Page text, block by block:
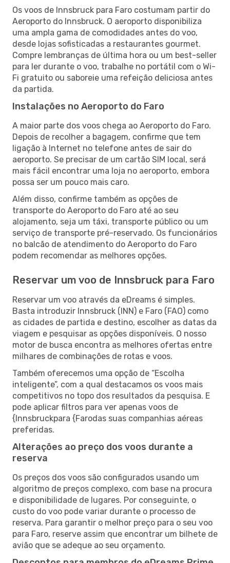
Os voos de Innsbruck para Faro costumam partir do
Aeroporto do Innsbruck. O aeroporto disponibiliza
uma ampla gama de comodidades antes do voo,
desde lojas sofisticadas a restaurantes gourmet.
Compre lembranças de última hora ou um best-seller
para ler durante o voo, trabalhe no portátil com o Wi-
Fi gratuito ou saboreie uma refeição deliciosa antes
da partida.
Instalações no Aeroporto do Faro
A maior parte dos voos chega ao Aeroporto do Faro.
Depois de recolher a bagagem, confirme que tem
ligação à Internet no telefone antes de sair do
aeroporto. Se precisar de um cartão SIM local, será
mais fácil encontrar uma loja no aeroporto, embora
possa ser um pouco mais caro.
Além disso, confirme também as opções de
transporte do Aeroporto do Faro até ao seu
alojamento, seja um táxi, transporte público ou um
serviço de transporte pré-reservado. Os funcionários
no balcão de atendimento do Aeroporto do Faro
podem recomendar as melhores opções.
Reservar um voo de Innsbruck para Faro
Reservar um voo através da eDreams é simples.
Basta introduzir Innsbruck (INN) e Faro (FAO) como
as cidades de partida e destino, escolher as datas da
viagem e pesquisar as opções disponíveis. O nosso
motor de busca encontra as melhores ofertas entre
milhares de combinações de rotas e voos.
Também oferecemos uma opção de “Escolha
inteligente”, com a qual destacamos os voos mais
competitivos no topo dos resultados da pesquisa. E
pode aplicar filtros para ver apenas voos de
{Innsbruckpara {Farodas suas companhias aéreas
preferidas.
Alterações ao preço dos voos durante a
reserva
Os preços dos voos são configurados usando um
algoritmo de preços complexo, com base na procura
e disponibilidade de lugares. Por conseguinte, o
custo do voo pode variar durante o processo de
reserva. Para garantir o melhor preço para o seu voo
para Faro, reserve assim que encontrar um bilhete de
avião que se adeque ao seu orçamento.